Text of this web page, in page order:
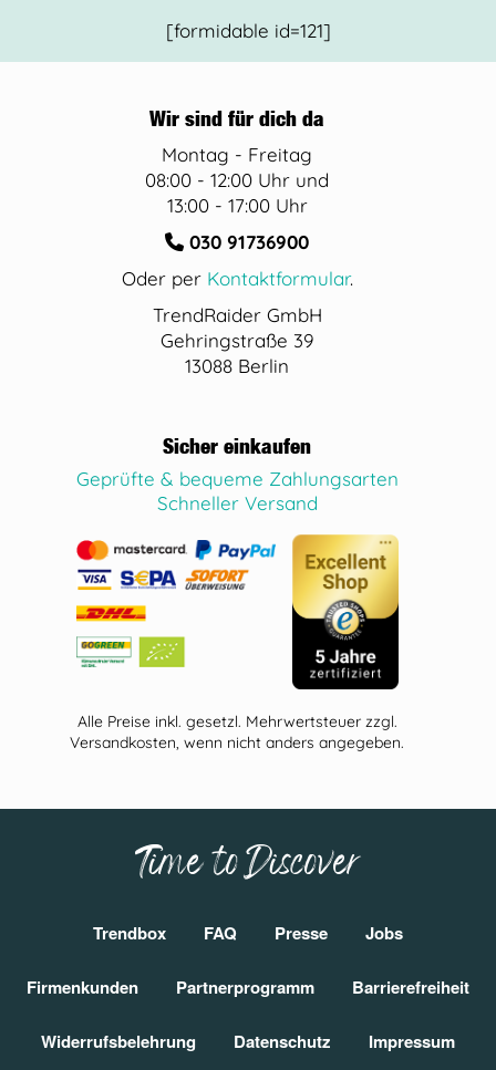
[formidable id=121]
Wir sind für dich da
Montag - Freitag
08:00 - 12:00 Uhr und
13:00 - 17:00 Uhr
030 91736900
Oder per Kontaktformular.
TrendRaider GmbH
Gehringstraße 39
13088 Berlin
Sicher einkaufen
Geprüfte & bequeme Zahlungsarten
Schneller Versand
Alle Preise inkl. gesetzl. Mehrwertsteuer zzgl.
Versandkosten, wenn nicht anders angegeben.
Time to Discover
Trendbox FAQ Presse Jobs
Firmenkunden Partnerprogramm Barrierefreiheit
Widerrufsbelehrung Datenschutz Impressum